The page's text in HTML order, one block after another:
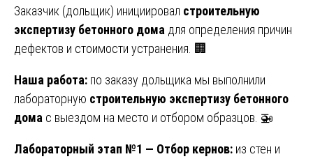
Заказчик (дольщик) инициировал строительную
экспертизу бетонного дома для определения причин
дефектов и стоимости устранения. 🏢
Наша работа: по заказу дольщика мы выполнили
лабораторную строительную экспертизу бетонного
дома с выездом на место и отбором образцов. 🚁
Лабораторный этап №1 — Отбор кернов: из стен и